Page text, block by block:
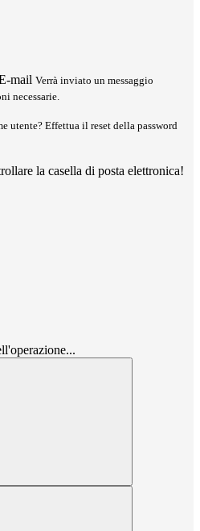
mail Verrà inviato un messaggio
necessarie.
utente? Effettua il reset della password
la casella di posta elettronica!